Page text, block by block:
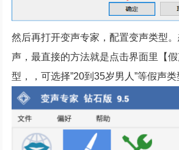
然后再打开变声专家，配置变声类型
声，最直接的方法就是点击界面里【
型，，可选择”20到35岁男人”等假声类